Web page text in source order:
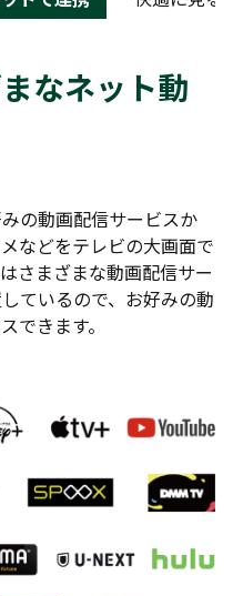
なネット動
の動画配信サービスか
などをテレビの大画面で
さまざまな動画配信サー
ているので、お好みの動
できます。